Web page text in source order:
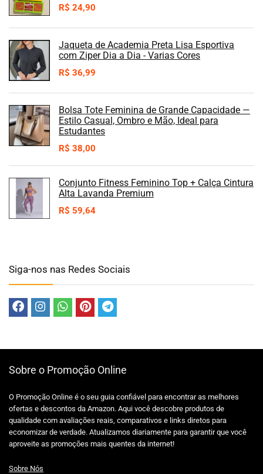
R$ 24,90
Jaqueta de Academia Preta Lisa Esportiva
com Ziper Dia a Dia - Varias Cores
R$ 36,99
Bolsa Tote Feminina de Grande Capacidade —
Estilo Casual, Ombro e Mão, Ideal para
Estudantes
R$ 38,00
Conjunto Fitness Feminino Top + Calça Cintura
Alta Lavanda Premium
R$ 59,64
Siga-nos nas Redes Sociais
Sobre o Promoção Online
O Promoção Online é o seu guia confiável para encontrar as melhores
ofertas e descontos da Amazon. Aqui você descobre produtos de
qualidade com avaliações reais, comparativos e links diretos para
economizar de verdade. Atualizamos diariamente para garantir que você
aproveite as promoções mais quentes da internet!
Sobre Nós